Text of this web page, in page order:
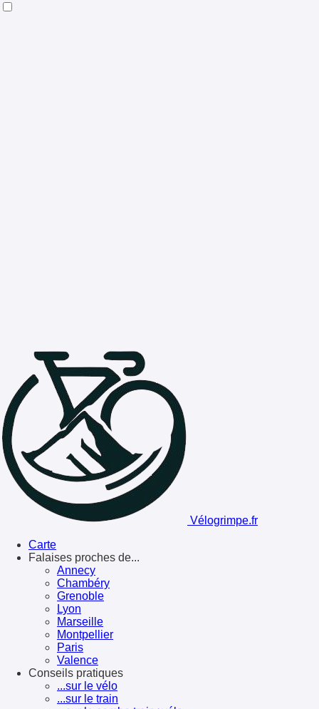
Vélogrimpe.fr
Carte
Falaises proches de...
Annecy
Chambéry
Grenoble
Lyon
Marseille
Montpellier
Paris
Valence
Conseils pratiques
...sur le vélo
...sur le train